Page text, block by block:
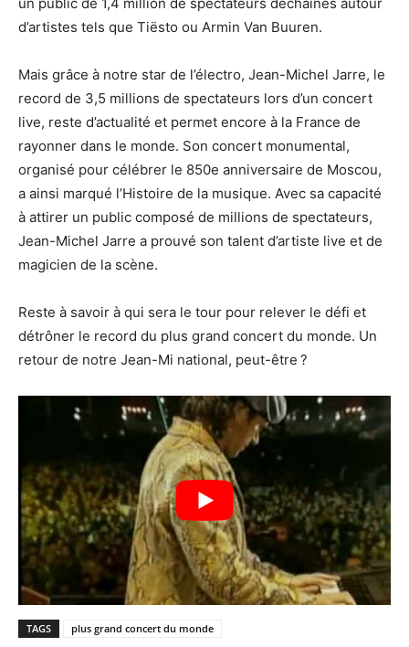
d’artistes tels que Tiësto ou Armin Van Buuren.
Mais grâce à notre star de l’électro, Jean-Michel Jarre, le
record de 3,5 millions de spectateurs lors d’un concert
live, reste d’actualité et permet encore à la France de
rayonner dans le monde. Son concert monumental,
organisé pour célébrer le 850e anniversaire de Moscou,
a ainsi marqué l’Histoire de la musique. Avec sa capacité
à attirer un public composé de millions de spectateurs,
Jean-Michel Jarre a prouvé son talent d’artiste live et de
magicien de la scène.
Reste à savoir à qui sera le tour pour relever le défi et
détrôner le record du plus grand concert du monde. Un
retour de notre Jean-Mi national, peut-être ?
TAGS plus grand concert du monde